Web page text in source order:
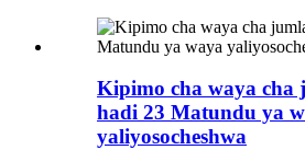
Kipimo cha waya cha
hadi 23 Matundu ya
yaliyosocheshwa